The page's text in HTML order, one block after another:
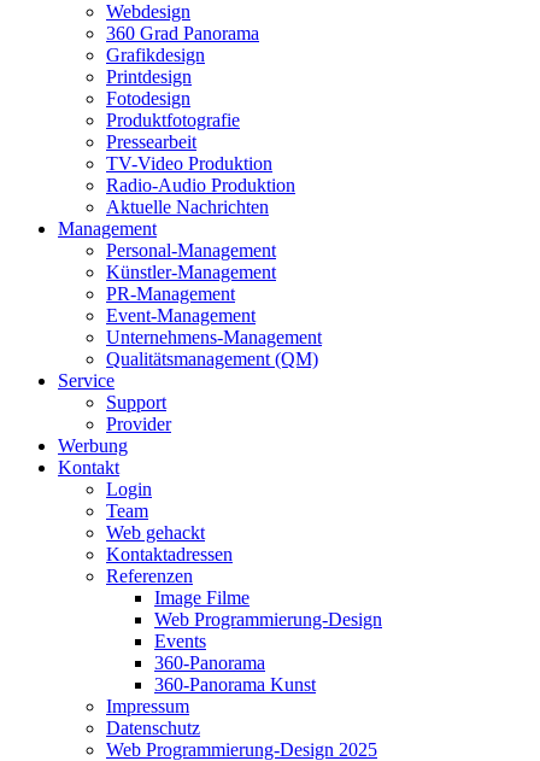
Webdesign
360 Grad Panorama
Grafikdesign
Printdesign
Fotodesign
Produktfotografie
Pressearbeit
TV-Video Produktion
Radio-Audio Produktion
Aktuelle Nachrichten
Management
Personal-Management
Künstler-Management
PR-Management
Event-Management
Unternehmens-Management
Qualitätsmanagement (QM)
Service
Support
Provider
Werbung
Kontakt
Login
Team
Web gehackt
Kontaktadressen
Referenzen
Image Filme
Web Programmierung-Design
Events
360-Panorama
360-Panorama Kunst
Impressum
Datenschutz
Web Programmierung-Design 2025